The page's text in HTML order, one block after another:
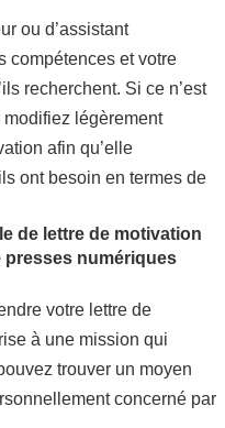
ou d’assistant
compétences et votre
recherchent. Si ce n’est
légèrement
afin qu’elle
ont besoin en termes de
de lettre de motivation
presses numériques
votre lettre de
à une mission qui
trouver un moyen
concerné par